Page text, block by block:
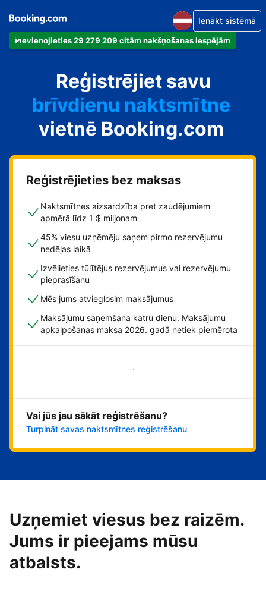
Pievienojieties 29 279 209 citām nakšņošanas iespējām
Ienākt sistēmā
Reģistrējiet savu
dzīvokli
viesnīcu
brīvdienu naktsmītne
viesu namu
pansiju
vietnē Booking.com
Reģistrējieties bez maksas
Naktsmītnes aizsardzība pret zaudējumiem
apmērā līdz 1 $ miljonam
45% viesu uzņēmēju saņem pirmo rezervējumu
nedēļas laikā
Izvēlieties tūlītējus rezervējumus vai rezervējumu
pieprasīšanu
Mēs jums atvieglosim maksājumus
Maksājumu saņemšana katru dienu. Maksājumu
apkalpošanas maksa 2026. gadā netiek piemērota
Sāciet tūlīt!
Vai jūs jau sākāt reģistrēšanu?
Turpināt savas naktsmītnes reģistrēšanu
Uzņemiet viesus bez raizēm.
Jums ir pieejams mūsu
atbalsts.